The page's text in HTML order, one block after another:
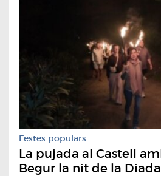
Festes populars
La pujada al Castell
Begur la nit de la Diada